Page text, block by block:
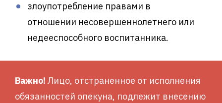
злоупотребление правами в
отношении несовершеннолетнего или
недееспособного воспитанника.
Важно! Лицо, отстраненное от исполнения
обязанностей опекуна, подлежит внесению